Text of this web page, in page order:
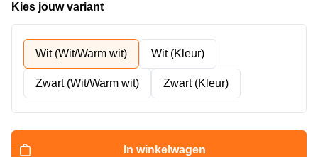
Kies jouw variant
Wit (Wit/Warm wit) Wit (Kleur)
Zwart (Wit/Warm wit) Zwart (Kleur)
In winkelwagen